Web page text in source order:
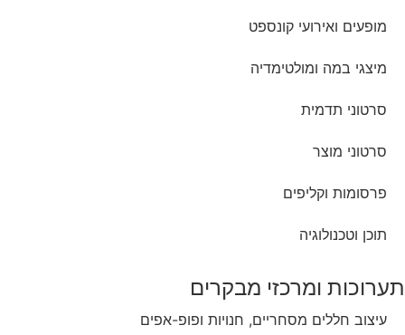
מופעים ואירועי קונספט
מיצגי במה ומולטימדיה
סרטוני תדמית
סרטוני מוצר
פרסומות וקליפים
תוכן וטכנולוגיה
תערוכות ומרכזי מבקרים
עיצוב חללים מסחריים, חנויות ופופ-אפים